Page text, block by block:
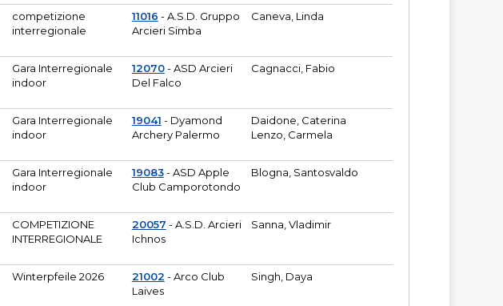
competizione
interregionale
11016 - A.S.D. Gruppo
Arcieri Simba
Caneva, Linda
Gara Interregionale
indoor
12070- ASD Arcieri
Del Falco
Cagnacci, Fabio
Gara Interregionale
indoor
19041 - Dyamond
Archery Palermo
Daidone, Caterina
Lenzo, Carmela
Gara Interregionale
indoor
19083- ASD Apple
Club Camporotondo
Blogna, Santosvaldo
COMPETIZIONE
INTERREGIONALE
20057 - A.S.D. Arcieri
Ichnos
Sanna, Vladimir
Winterpfeile 2026 21002 - Arco Club
Laives
Singh, Daya